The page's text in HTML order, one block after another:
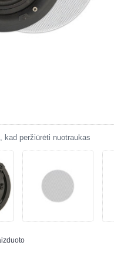
kad peržiūrėti nuotraukas